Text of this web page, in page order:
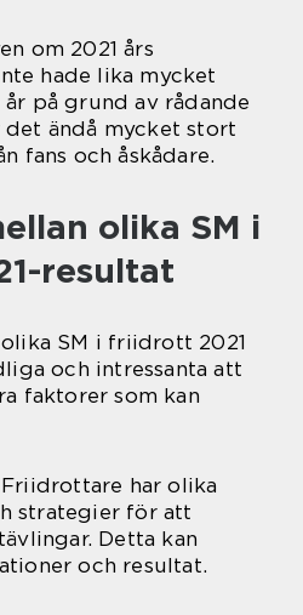
om 2021 års
hade lika mycket
på grund av rådande
ändå mycket stort
fans och åskådare.
olika SM i
resultat
SM i friidrott 2021
och intressanta att
faktorer som kan
har olika
strategier för att
Detta kan
och resultat.